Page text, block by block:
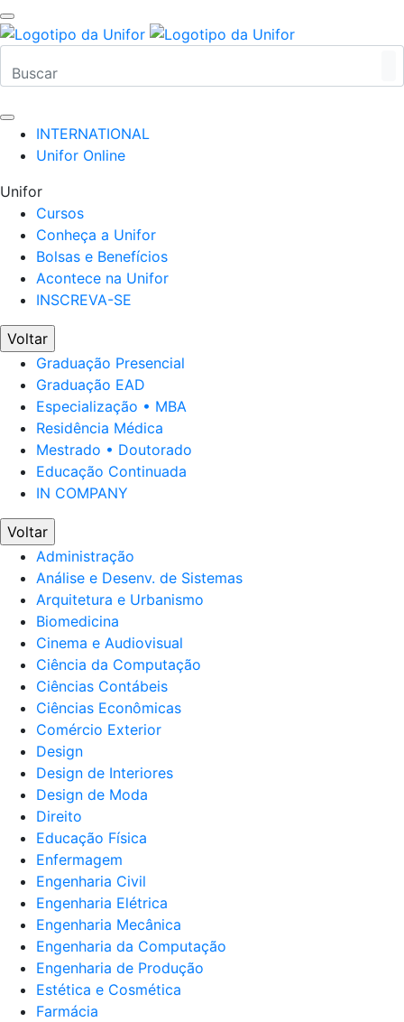
INTERNATIONAL
Unifor Online
Unifor
Cursos
Conheça a Unifor
Bolsas e Benefícios
Acontece na Unifor
INSCREVA-SE
Voltar
Graduação Presencial
Graduação EAD
Especialização • MBA
Residência Médica
Mestrado • Doutorado
Educação Continuada
IN COMPANY
Voltar
Administração
Análise e Desenv. de Sistemas
Arquitetura e Urbanismo
Biomedicina
Cinema e Audiovisual
Ciência da Computação
Ciências Contábeis
Ciências Econômicas
Comércio Exterior
Design
Design de Interiores
Design de Moda
Direito
Educação Física
Enfermagem
Engenharia Civil
Engenharia Elétrica
Engenharia Mecânica
Engenharia da Computação
Engenharia de Produção
Estética e Cosmética
Farmácia